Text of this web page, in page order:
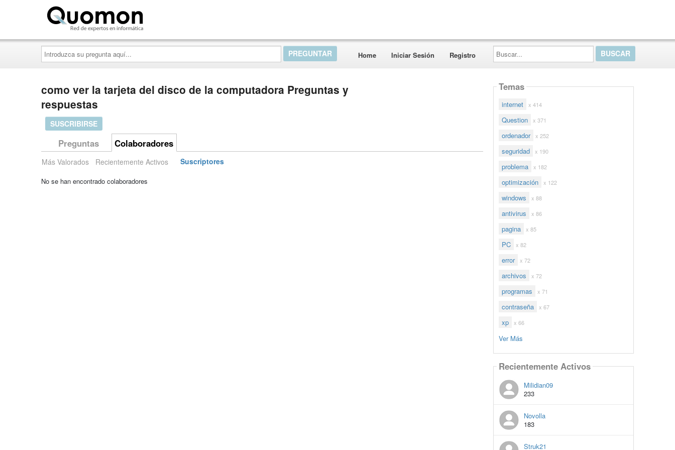
Introduzca
su
pregunta
aquí...
Home Iniciar Sesión Registro
Buscar...
como ver la tarjeta del disco de la computadora Preguntas y
respuestas
SUSCRIBIRSE
Preguntas Colaboradores
Más Valorados Recientemente Activos Suscriptores
No se han encontrado colaboradores
Temas
internet x 414
Question x 371
ordenador x 252
seguridad x 190
problema x 182
optimización x 122
windows x 88
antivirus x 86
pagina x 85
PC x 82
error x 72
archivos x 72
programas x 71
contraseña x 67
xp x 66
Ver Más
Recientemente Activos
Milidian09
233
Novolla
183
Struk21